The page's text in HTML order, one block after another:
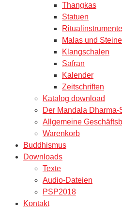
Thangkas
Statuen
Ritualinstrumente
Malas und Steine
Klangschalen
Safran
Kalender
Zeitschriften
Katalog download
Der Mandala Dharma-
Allgemeine
Warenkorb
Buddhismus
Downloads
Texte
Audio-Dateien
PSP2018
Kontakt